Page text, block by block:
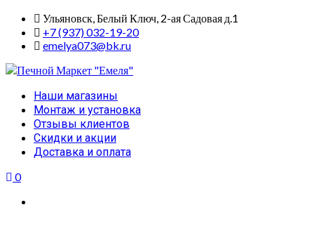
Skip
content
Ульяновск, Белый Ключ, 2-ая Садовая д.1
+7 (937) 032-19-20
emelya073@bk.ru
Primary
Menu
Наши магазины
Монтаж и установка
Отзывы клиентов
Скидки и акции
Доставка и оплата
0